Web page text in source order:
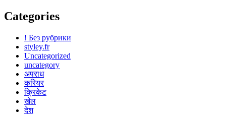
Categories
! Без рубрики
styley.fr
Uncategorized
uncategory
अपराध
करियर
क्रिकेट
खेल
देश